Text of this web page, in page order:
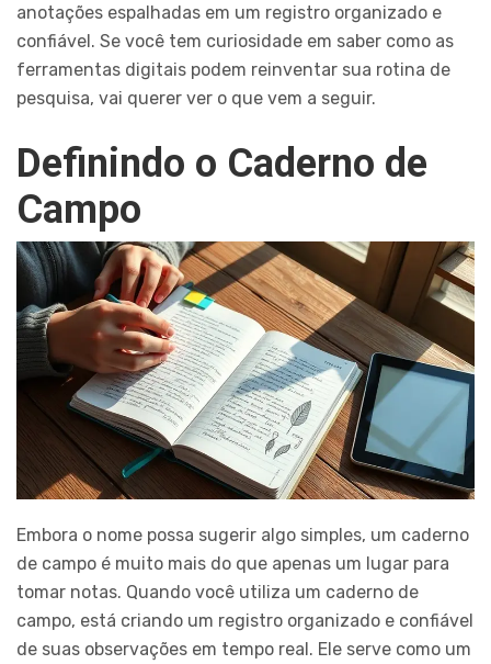
anotações espalhadas em um registro organizado e
confiável. Se você tem curiosidade em saber como as
ferramentas digitais podem reinventar sua rotina de
pesquisa, vai querer ver o que vem a seguir.
Definindo o Caderno de
Campo
Embora o nome possa sugerir algo simples, um caderno
de campo é muito mais do que apenas um lugar para
tomar notas. Quando você utiliza um caderno de
campo, está criando um registro organizado e confiável
de suas observações em tempo real. Ele serve como um